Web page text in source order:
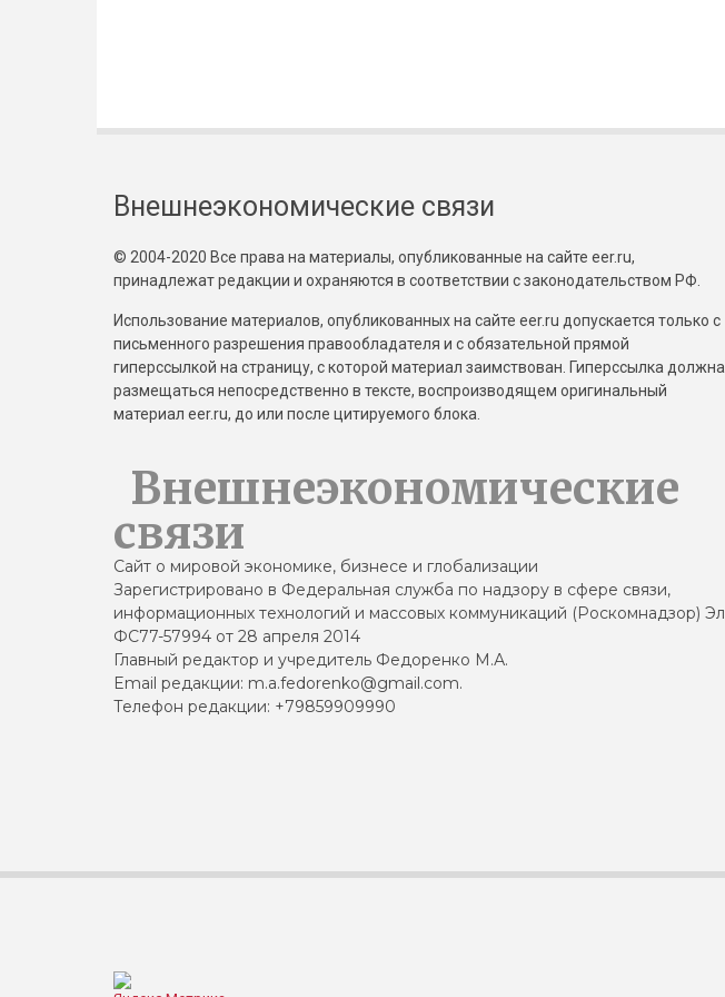
Внешнеэкономические связи
© 2004-2020 Все права на материалы, опубликованные на сайте eer.ru,
принадлежат редакции и охраняются в соответствии с законодательством РФ.
Использование материалов, опубликованных на сайте eer.ru допускается только с
письменного разрешения правообладателя и с обязательной прямой
гиперссылкой на страницу, с которой материал заимствован. Гиперссылка должна
размещаться непосредственно в тексте, воспроизводящем оригинальный
материал eer.ru, до или после цитируемого блока.
Внешнеэкономические
связи
Сайт о мировой экономике, бизнесе и глобализации
Зарегистрировано в Федеральная служба по надзору в сфере связи,
информационных технологий и массовых коммуникаций (Роскомнадзор) Эл
ФС77-57994 от 28 апреля 2014
Главный редактор и учредитель Федоренко М.А.
Email редакции: m.a.fedorenko@gmail.com.
Телефон редакции: +79859909990